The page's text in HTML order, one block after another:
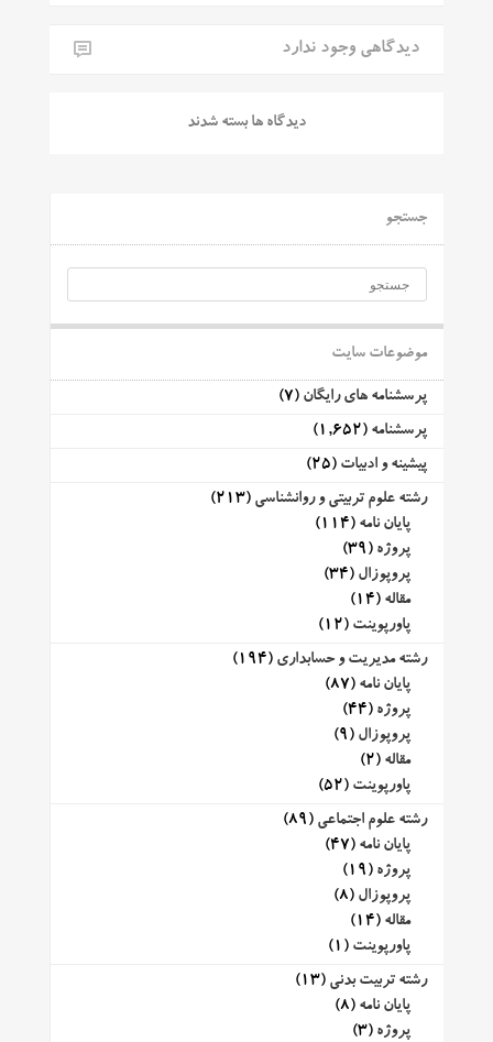
دیدگاهی وجود ندارد
دیدگاه ها بسته شدند
جستجو
موضوعات سایت
پرسشنامه های رایگان (7)
پرسشنامه (1,652)
پیشینه و ادبیات (25)
رشته علوم تربیتی و روانشناسی (213)
پایان نامه (114)
پروژه (39)
پروپوزال (34)
مقاله (14)
پاورپوینت (12)
رشته مدیریت و حسابداری (194)
پایان نامه (87)
پروژه (44)
پروپوزال (9)
مقاله (2)
پاورپوینت (52)
رشته علوم اجتماعی (89)
پایان نامه (47)
پروژه (19)
پروپوزال (8)
مقاله (14)
پاورپوینت (1)
رشته تربیت بدنی (13)
پایان نامه (8)
پروژه (3)